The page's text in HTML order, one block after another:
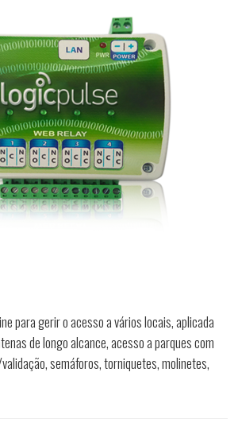
para gerir o acesso a vários locais, aplicada
de longo alcance, acesso a parques com
semáforos, torniquetes, molinetes,